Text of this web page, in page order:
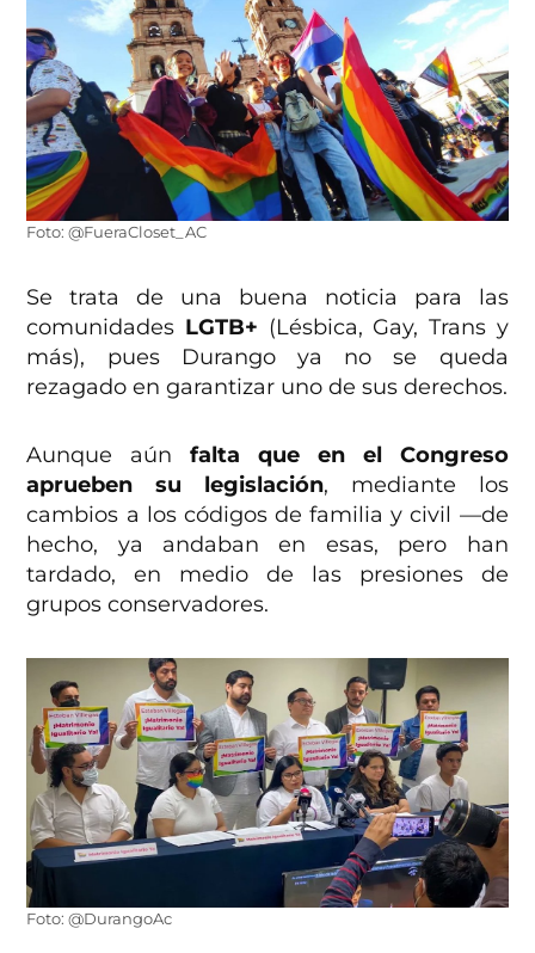
Foto: @FueraCloset_AC
Se trata de una buena noticia para las
comunidades LGTB+ (Lésbica, Gay, Trans y
más), pues Durango ya no se queda
rezagado en garantizar uno de sus derechos.
Aunque aúnfalta que en el Congreso
aprueben su legislación, mediante los
cambios a los códigos de familia y civil —de
hecho, ya andaban en esas, pero han
tardado, en medio de las presiones de
grupos conservadores.
Foto: @DurangoAc